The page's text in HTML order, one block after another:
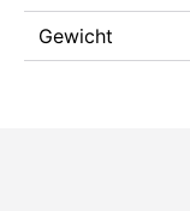
Gewicht